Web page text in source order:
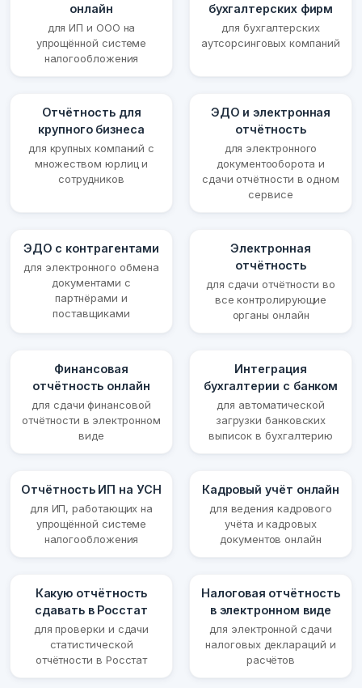
онлайн
для ИП и ООО на
упрощённой системе
налогообложения
бухгалтерских фирм
для бухгалтерских
аутсорсинговых компаний
Отчётность для
крупного бизнеса
для крупных компаний с
множеством юрлиц и
сотрудников
ЭДО и электронная
отчётность
для электронного
документооборота и
сдачи отчётности в одном
сервисе
ЭДО с контрагентами
для электронного обмена
документами с
партнёрами и
поставщиками
Электронная
отчётность
для сдачи отчётности во
все контролирующие
органы онлайн
Финансовая
отчётность онлайн
для сдачи финансовой
отчётности в электронном
виде
Интеграция
бухгалтерии с банком
для автоматической
загрузки банковских
выписок в бухгалтерию
Отчётность ИП на УСН
для ИП, работающих на
упрощённой системе
налогообложения
Кадровый учёт онлайн
для ведения кадрового
учёта и кадровых
документов онлайн
Какую отчётность
сдавать в Росстат
для проверки и сдачи
статистической
отчётности в Росстат
Налоговая отчётность
в электронном виде
для электронной сдачи
налоговых деклараций и
расчётов